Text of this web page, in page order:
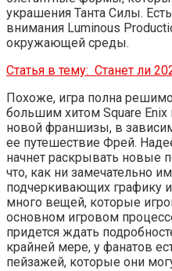
украшения Танта Силы.
внимания Luminous
окружающей среды.
Статья в тему: Станет ли
Похоже, игра полна
большим хитом Square
новой франшизы, в
ее путешествие Фрей.
начнет раскрывать новые
что, как ни замечательно
подчеркивающих графику
много вещей, которые
основном игровом
придется ждать
крайней мере, у фанатов
пейзажей, которые они